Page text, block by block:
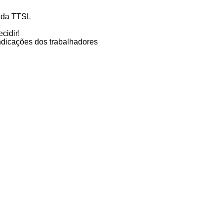
TTSL
dos trabalhadores